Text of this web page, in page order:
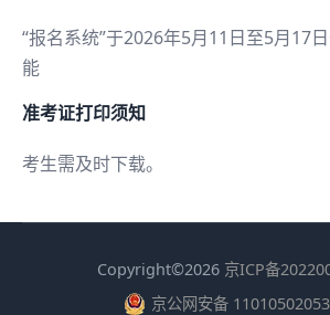
“报名系统”于2026年5月11日至5月17
能
准考证打印须知
考生需及时下载。
Copyright©2026 京ICP备
京公网安备